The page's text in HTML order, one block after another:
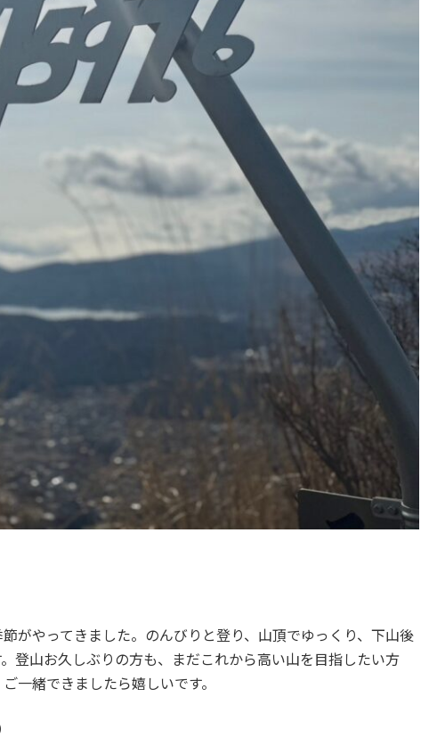
がやってきました。のんびりと登り、山頂でゆっくり、下山後
登山お久しぶりの方も、まだこれから高い山を目指したい方
一緒できましたら嬉しいです。